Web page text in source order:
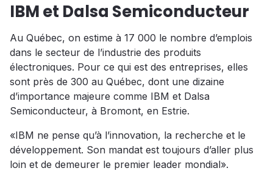
IBM et Dalsa Semiconducteur
Au Québec, on estime à 17 000 le nombre d’emplois
dans le secteur de l’industrie des produits
électroniques. Pour ce qui est des entreprises, elles
sont près de 300 au Québec, dont une dizaine
d’importance majeure comme IBM et Dalsa
Semiconducteur, à Bromont, en Estrie.
«IBM ne pense qu’à l’innovation, la recherche et le
développement. Son mandat est toujours d’aller plus
loin et de demeurer le premier leader mondial».